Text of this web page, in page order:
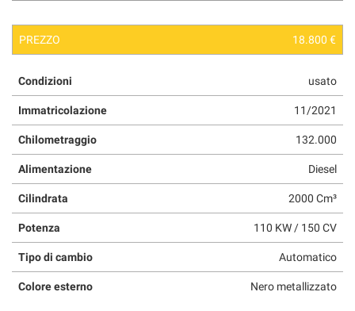
PREZZO 18.800 €
Condizioni usato
Immatricolazione 11/2021
Chilometraggio 132.000
Alimentazione Diesel
Cilindrata 2000 Cm³
Potenza 110 KW / 150 CV
Tipo di cambio Automatico
Colore esterno Nero metallizzato